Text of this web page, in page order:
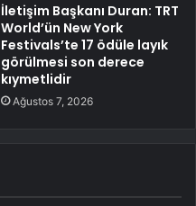
İletişim Başkanı Duran: TRT
World’ün New York
Festivals’te 17 ödüle layık
görülmesi son derece
kıymetlidir
Ağustos 7, 2026